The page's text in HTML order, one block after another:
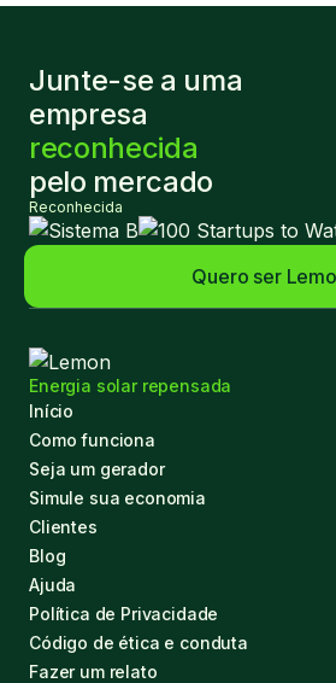
Junte-se a uma
empresa
reconhecida
pelo mercado
Reconhecida
Quero ser
Energia solar repensada
Início
Como funciona
Seja um gerador
Simule sua economia
Clientes
Blog
Ajuda
Política de Privacidade
Código de ética e conduta
Fazer um relato